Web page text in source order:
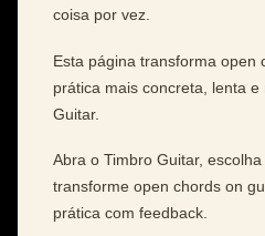
coisa por vez.
Esta página transforma open
prática mais concreta, lenta
Guitar.
Abra o Timbro Guitar,
transforme open chords on
prática com feedback.